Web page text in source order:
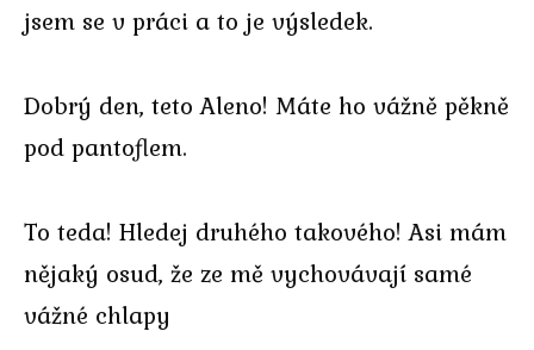
jsem se v práci a to je výsledek.
Dobrý den, teto Aleno! Máte ho vážně pěkně
pod pantoflem.
To teda! Hledej druhého takového! Asi mám
nějaký osud, že ze mě vychovávají samé
vážné chlapy